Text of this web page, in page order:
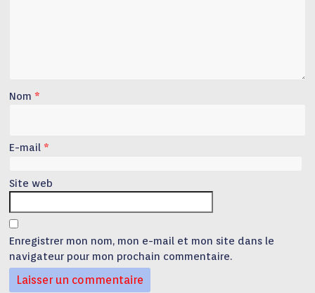
Nom *
E-mail *
Site web
Enregistrer mon nom, mon e-mail et mon site dans le
navigateur pour mon prochain commentaire.